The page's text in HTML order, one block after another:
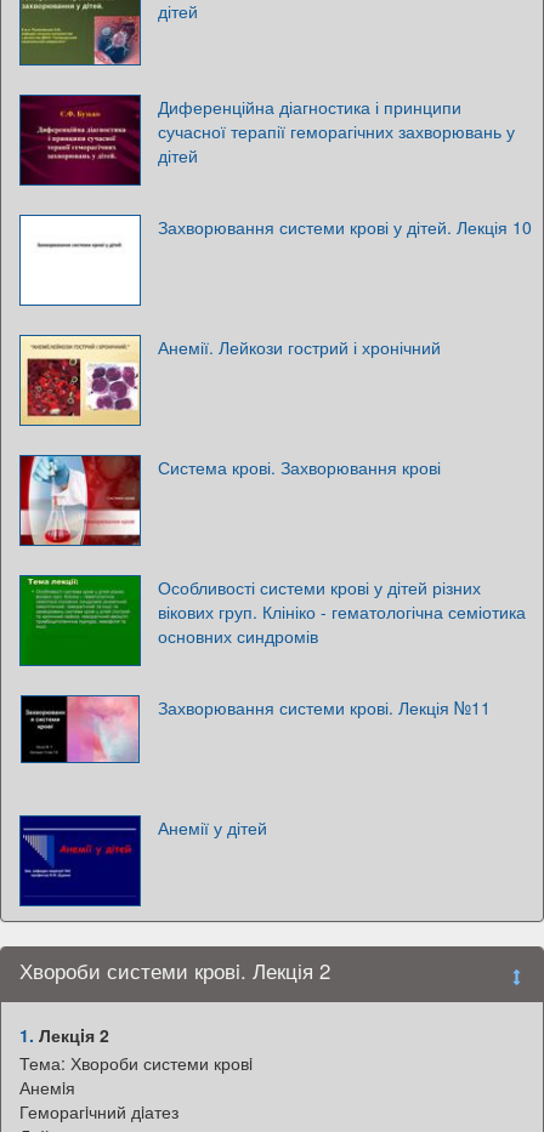
дітей
Диференційна діагностика і принципи
сучасної терапії геморагічних захворювань у
дітей
Захворювання системи крові у дітей. Лекція 10
Анемії. Лейкози гострий і хронічний
Система крові. Захворювання крові
Особливості системи крові у дітей різних
вікових груп. Клініко - гематологічна семіотика
основних синдромів
Захворювання системи крові. Лекція №11
Анемії у дітей
Хвороби системи кровi. Лекція 2
1. Лекцiя 2
Тема: Хвороби системи кровi
Анемiя
Геморагiчний дiатез